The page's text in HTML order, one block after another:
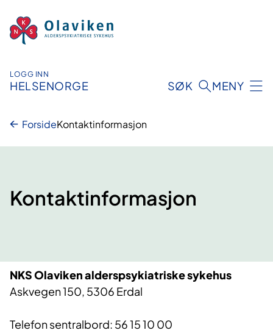
innhold
LOGG INN
HELSENORGE SØK MENY
ForsideKontaktinformasjon
Kontaktinformasjon
NKS Olaviken alderspsykiatriske sykehus
Askvegen 150, 5306 Erdal
Telefon sentralbord: 56 15 10 00